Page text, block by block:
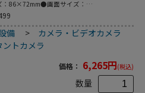
：86×72mm●画面サイズ：
感度：ISO800●instax SQUARE 2P●こ
者様向け商品です。
備 > カメラ・ビデオカメラ
ントカメラ
価格： 6,265円(税込)
数量